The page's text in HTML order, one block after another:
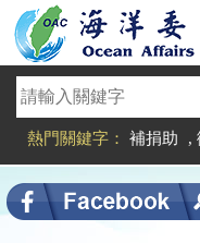
進入內容區塊
熱門關鍵字： 補捐助 ,